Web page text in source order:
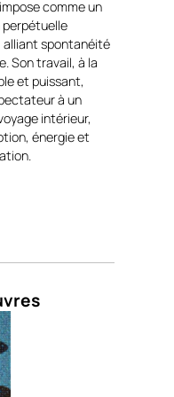
entre
et figuration,
la liberté, le
force des
Une œuvre
expressive,
un intérieur
espace ouvert
dédiée à la
sécurisé
soignée
sécurisé
comme un
alliant spontanéité
Son travail, à la
et puissant,
à un
intérieur,
énergie et